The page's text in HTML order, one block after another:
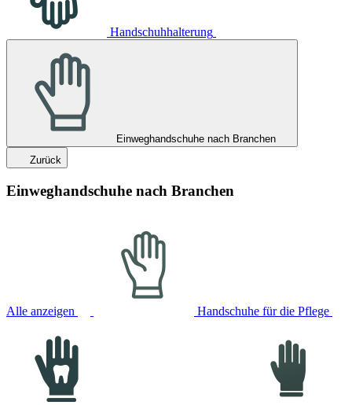
Handschuhhalterung
Einweghandschuhe nach Branchen
Zurück
Einweghandschuhe nach Branchen
Alle anzeigen Handschuhe für die Pflege